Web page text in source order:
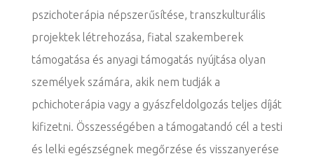
pszichoterápia népszerűsítése, transzkulturális
projektek létrehozása, fiatal szakemberek
támogatása és anyagi támogatás nyújtása olyan
személyek számára, akik nem tudják a
pchichoterápia vagy a gyászfeldolgozás teljes díját
kifizetni. Összességében a támogatandó cél a testi
és lelki egészségnek megőrzése és visszanyerése